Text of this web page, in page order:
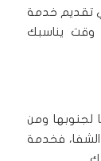
تقديم خدمة
يناسبك
لجنوبها ومن
فخدمة